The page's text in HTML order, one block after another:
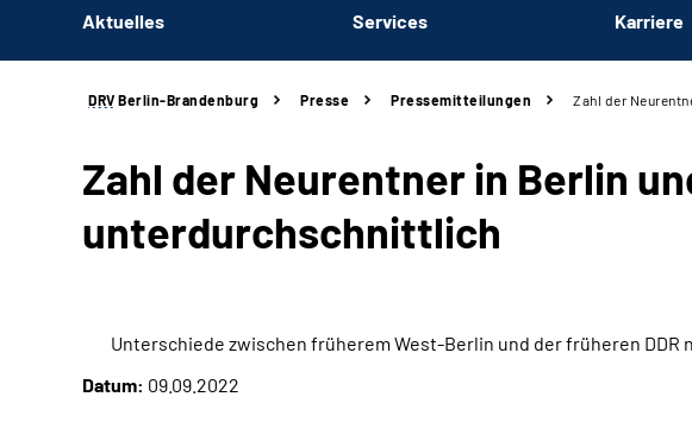
Aktuelles Services Karriere
DRV Berlin-Brandenburg Presse Pressemitteilungen Zahl der
Zahl der Neurentner in Berlin
unterdurchschnittlich
Unterschiede zwischen früherem West-Berlin und der früheren DDR
Datum: 09.09.2022